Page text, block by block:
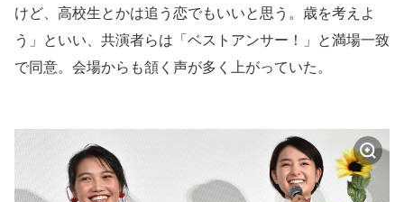
けど、高校生とかは追う恋でもいいと思う。歳を考えよ
う」といい、共演者らは「ベストアンサー！」と満場一致
で同意。会場からも頷く声が多く上がっていた。